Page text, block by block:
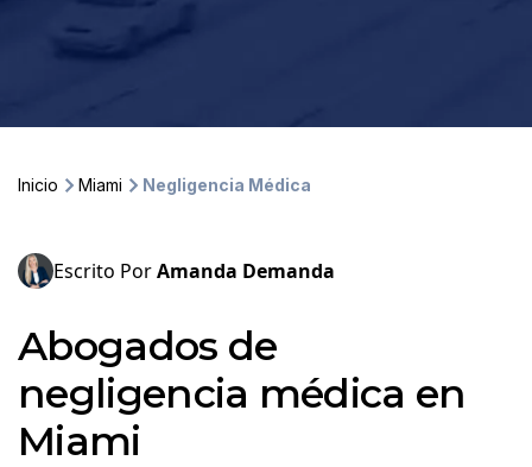
Inicio Miami Negligencia Médica
Escrito PorAmanda Demanda
Abogados de
negligencia médica en
Miami